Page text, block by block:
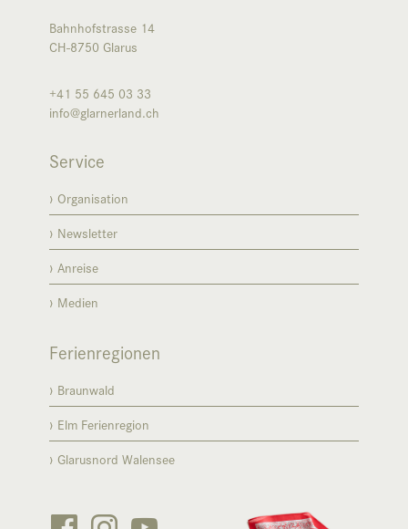
Bahnhofstrasse 14
CH-8750 Glarus
+41 55 645 03 33
info@glarnerland.ch
Service
Organisation
Newsletter
Anreise
Medien
Ferienregionen
Braunwald
Elm Ferienregion
Glarusnord Walensee